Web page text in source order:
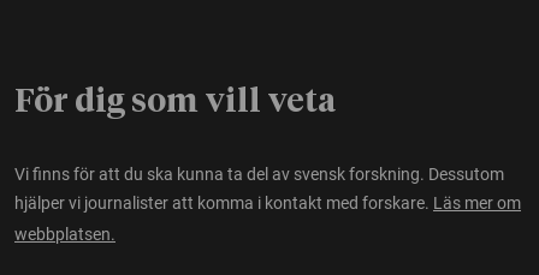
För dig som vill veta
Vi finns för att du ska kunna ta del av svensk forskning. Dessutom
hjälper vi journalister att komma i kontakt med forskare. Läs mer om
webbplatsen.